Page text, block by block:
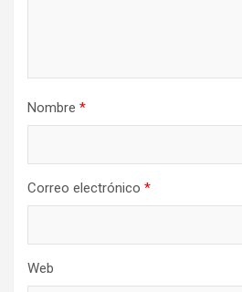
Nombre *
Correo electrónico *
Web